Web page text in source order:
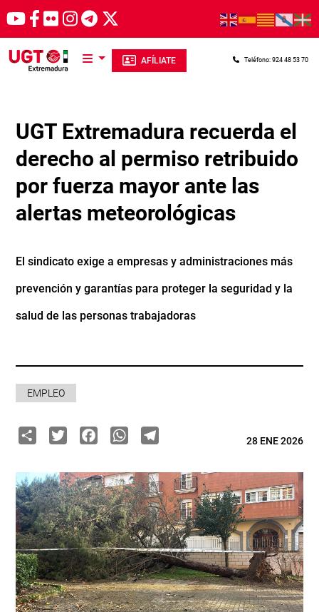
Pasar al contenido principal
AFÍLIATE Teléfono: 924 48 53 70
UGT Extremadura recuerda el
derecho al permiso retribuido
por fuerza mayor ante las
alertas meteorológicas
El sindicato exige a empresas y administraciones más
prevención y garantías para proteger la seguridad y la
salud de las personas trabajadoras
EMPLEO
ShareTwitterFacebook
WhatsApp
Telegram28 ENE 2026